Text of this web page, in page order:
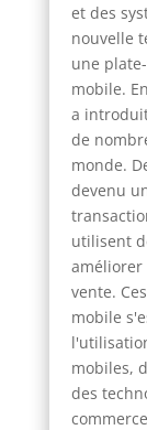
et des
nouvelle
une
mobile.
a
de
monde.
devenu
utilisent
améliorer
vente.
mobile
mobiles,
des